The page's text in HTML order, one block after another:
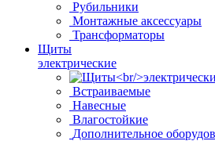
Рубильники
Монтажные аксессуары
Трансформаторы
Щиты
электрические
Встраиваемые
Навесные
Влагостойкие
Дополнительное